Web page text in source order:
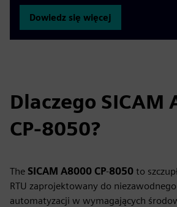
Dowiedz się więcej
Dlaczego SICAM
CP-8050?
The SICAM A8000 CP-8050 to
RTU zaprojektowany do
automatyzacji w wymagających